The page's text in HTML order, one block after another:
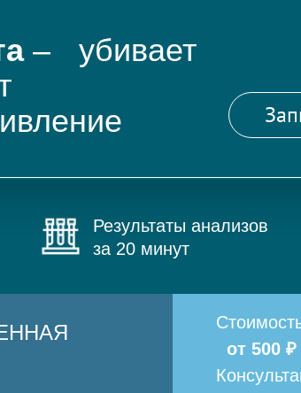
– убивает
Результаты анализов
за 20 минут
от 500